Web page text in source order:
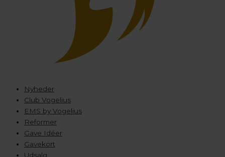
Nyheder
Club Vogelius
EMS by Vogelius
Reformer
Gave Idéer
Gavekort
Udsalg